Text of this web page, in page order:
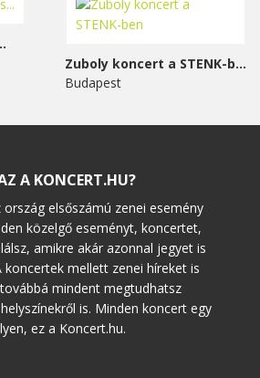
Zuboly koncert a STENK-ben
Budapest
A KONCERT.HU?
ország elsőszámú zenei esemény
közelgő eseményt, koncertet,
amikre akár azonnal jegyet is
koncertek mellett zenei híreket is
mindent megtudhatsz
is. Minden koncert egy
ez a Koncert.hu.